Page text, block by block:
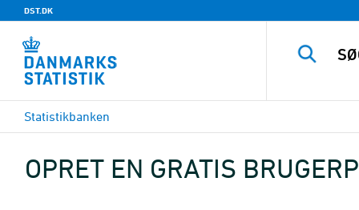
DST.DK
Statistikbanken
OPRET EN GRATIS